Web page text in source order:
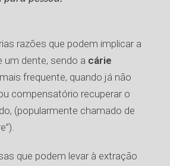
razões que podem implicar a
um dente, sendo a cárie
frequente, quando já não
compensatório recuperar o
(popularmente chamado de
que podem levar à extração